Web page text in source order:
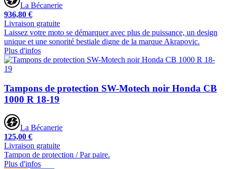
La Bécanerie
936,80 €
Livraison gratuite
Laissez votre moto se démarquer avec plus de puissance, un design
unique et une sonorité bestiale digne de la marque Akrapovic.
Plus d'infos
Tampons de protection SW-Motech noir Honda CB
1000 R 18-19
La Bécanerie
125,00 €
Livraison gratuite
Tampon de protection / Par paire.
Plus d'infos